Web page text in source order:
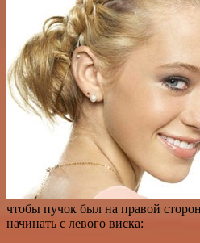
чтобы пучок был на правой
начинать с левого виска: